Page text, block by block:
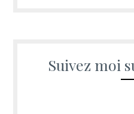
Suivez moi